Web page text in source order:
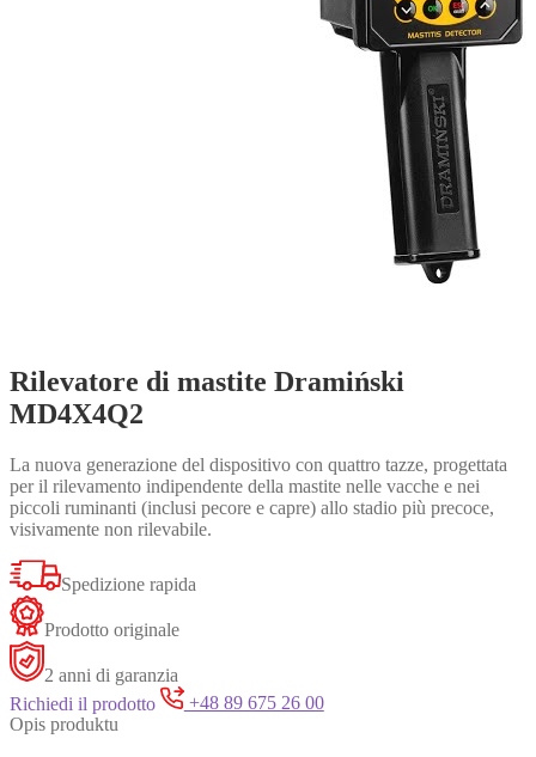
Rilevatore di mastite Dramiński
MD4X4Q2
La nuova generazione del dispositivo con quattro tazze, progettata
per il rilevamento indipendente della mastite nelle vacche e nei
piccoli ruminanti (inclusi pecore e capre) allo stadio più precoce,
visivamente non rilevabile.
Spedizione rapida
Prodotto originale
2 anni di garanzia
Richiedi il prodotto
+48 89 675 26 00
Opis produktu